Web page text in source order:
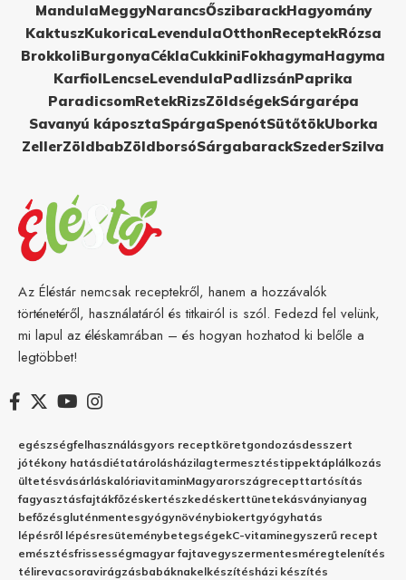
MandulaMeggyNarancsŐszibarackHagyomány
KaktuszKukoricaLevendulaOtthonReceptekRózsa
BrokkoliBurgonyaCéklaCukkiniFokhagymaHagyma
KarfiolLencseLevendulaPadlizsánPaprika
ParadicsomRetekRizsZöldségekSárgarépa
Savanyú káposztaSpárgaSpenótSütőtökUborka
ZellerZöldbabZöldborsóSárgabarackSzederSzilva
Az Éléstár nemcsak receptekről, hanem a hozzávalók
történetéről, használatáról és titkairól is szól. Fedezd fel velünk,
mi lapul az éléskamrában – és hogyan hozhatod ki belőle a
legtöbbet!
egészségfelhasználásgyors receptköretgondozásdesszert
jótékony hatásdiétatárolásházilagtermesztéstippektáplálkozás
ültetésvásárláskalóriavitaminMagyarországrecepttartósítás
fagyasztásfajtákfőzéskertészkedéskerttünetekásványianyag
befőzésgluténmentesgyógynövénybiokertgyógyhatás
lépésről lépésresüteménybetegségekC-vitaminegyszerű recept
emésztésfrissességmagyar fajtavegyszermentesméregtelenítés
télirevacsoravirágzásbabáknakelkészítésházi készítés